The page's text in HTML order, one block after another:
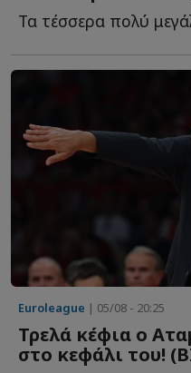
Euroleague | 05/08 - 20:25
Τρελά κέφια ο
στο κεφάλι του!